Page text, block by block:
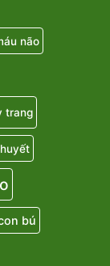
não
trang
bú